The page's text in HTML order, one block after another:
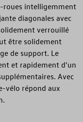
roues intelligemment
diagonales avec
verrouillé
être solidement
de support. Le
et rapidement d'un
Avec
vélo répond aux